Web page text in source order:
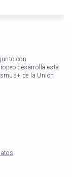
con
desarrolla esta
de la Unión